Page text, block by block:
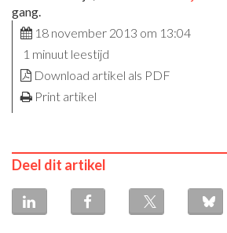
gang.
18 november 2013 om 13:04
1 minuut leestijd
Download artikel als PDF
Print artikel
Deel dit artikel